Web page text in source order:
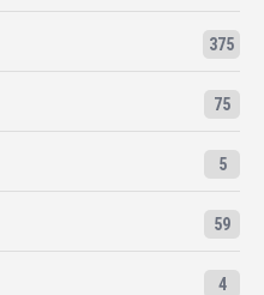
375
75
5
59
4